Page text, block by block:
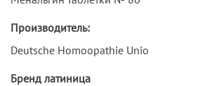
Производитель:
Deutsche Homoopathie Unio
Бренд латиница